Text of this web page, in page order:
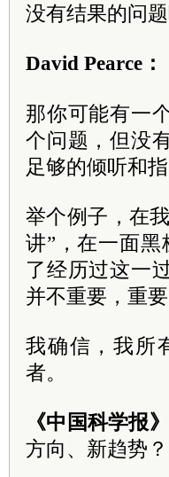
没有结果的问题
David Pearce：
那你可能有一
个问题，但没
足够的倾听和指
举个例子，在
讲”，在一面
了经历过这一
并不重要，重
我确信，我所
者。
《中国科学报》
方向、新趋势？